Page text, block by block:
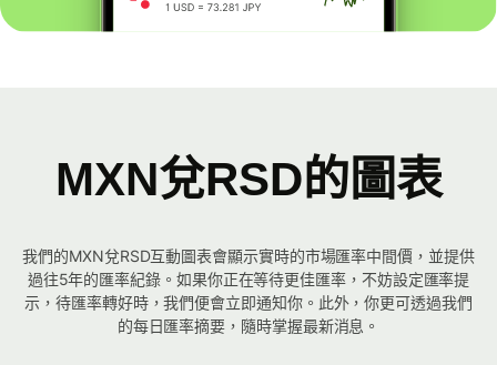
MXN兌RSD的圖表
我們的MXN兌RSD互動圖表會顯示實時的市場匯率中間價，並提供
過往5年的匯率紀錄。如果你正在等待更佳匯率，不妨設定匯率提
示，待匯率轉好時，我們便會立即通知你。此外，你更可透過我們
的每日匯率摘要，隨時掌握最新消息。